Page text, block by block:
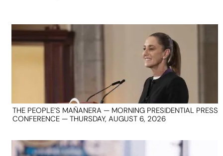
THE PEOPLE’S MAÑANERA — MORNING PRESIDENTIAL PRESS
CONFERENCE — THURSDAY, AUGUST 6, 2026